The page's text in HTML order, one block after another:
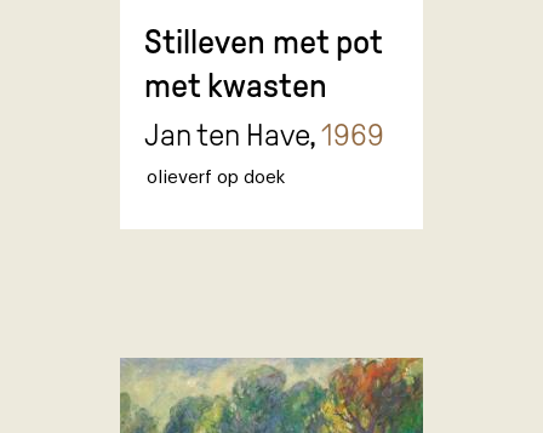
Stilleven met pot
met kwasten
Jan ten Have,1969
olieverf op doek